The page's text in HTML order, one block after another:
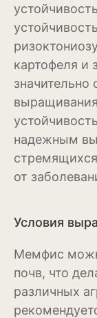
Спатифиллум
Фикус
Кустарники и
Бересклет
Бузина
Дёрен
Ель
Жимолость
Ива
картофеля и
значительно
надежным
от
Условия
Мемфис
почв, что
различных